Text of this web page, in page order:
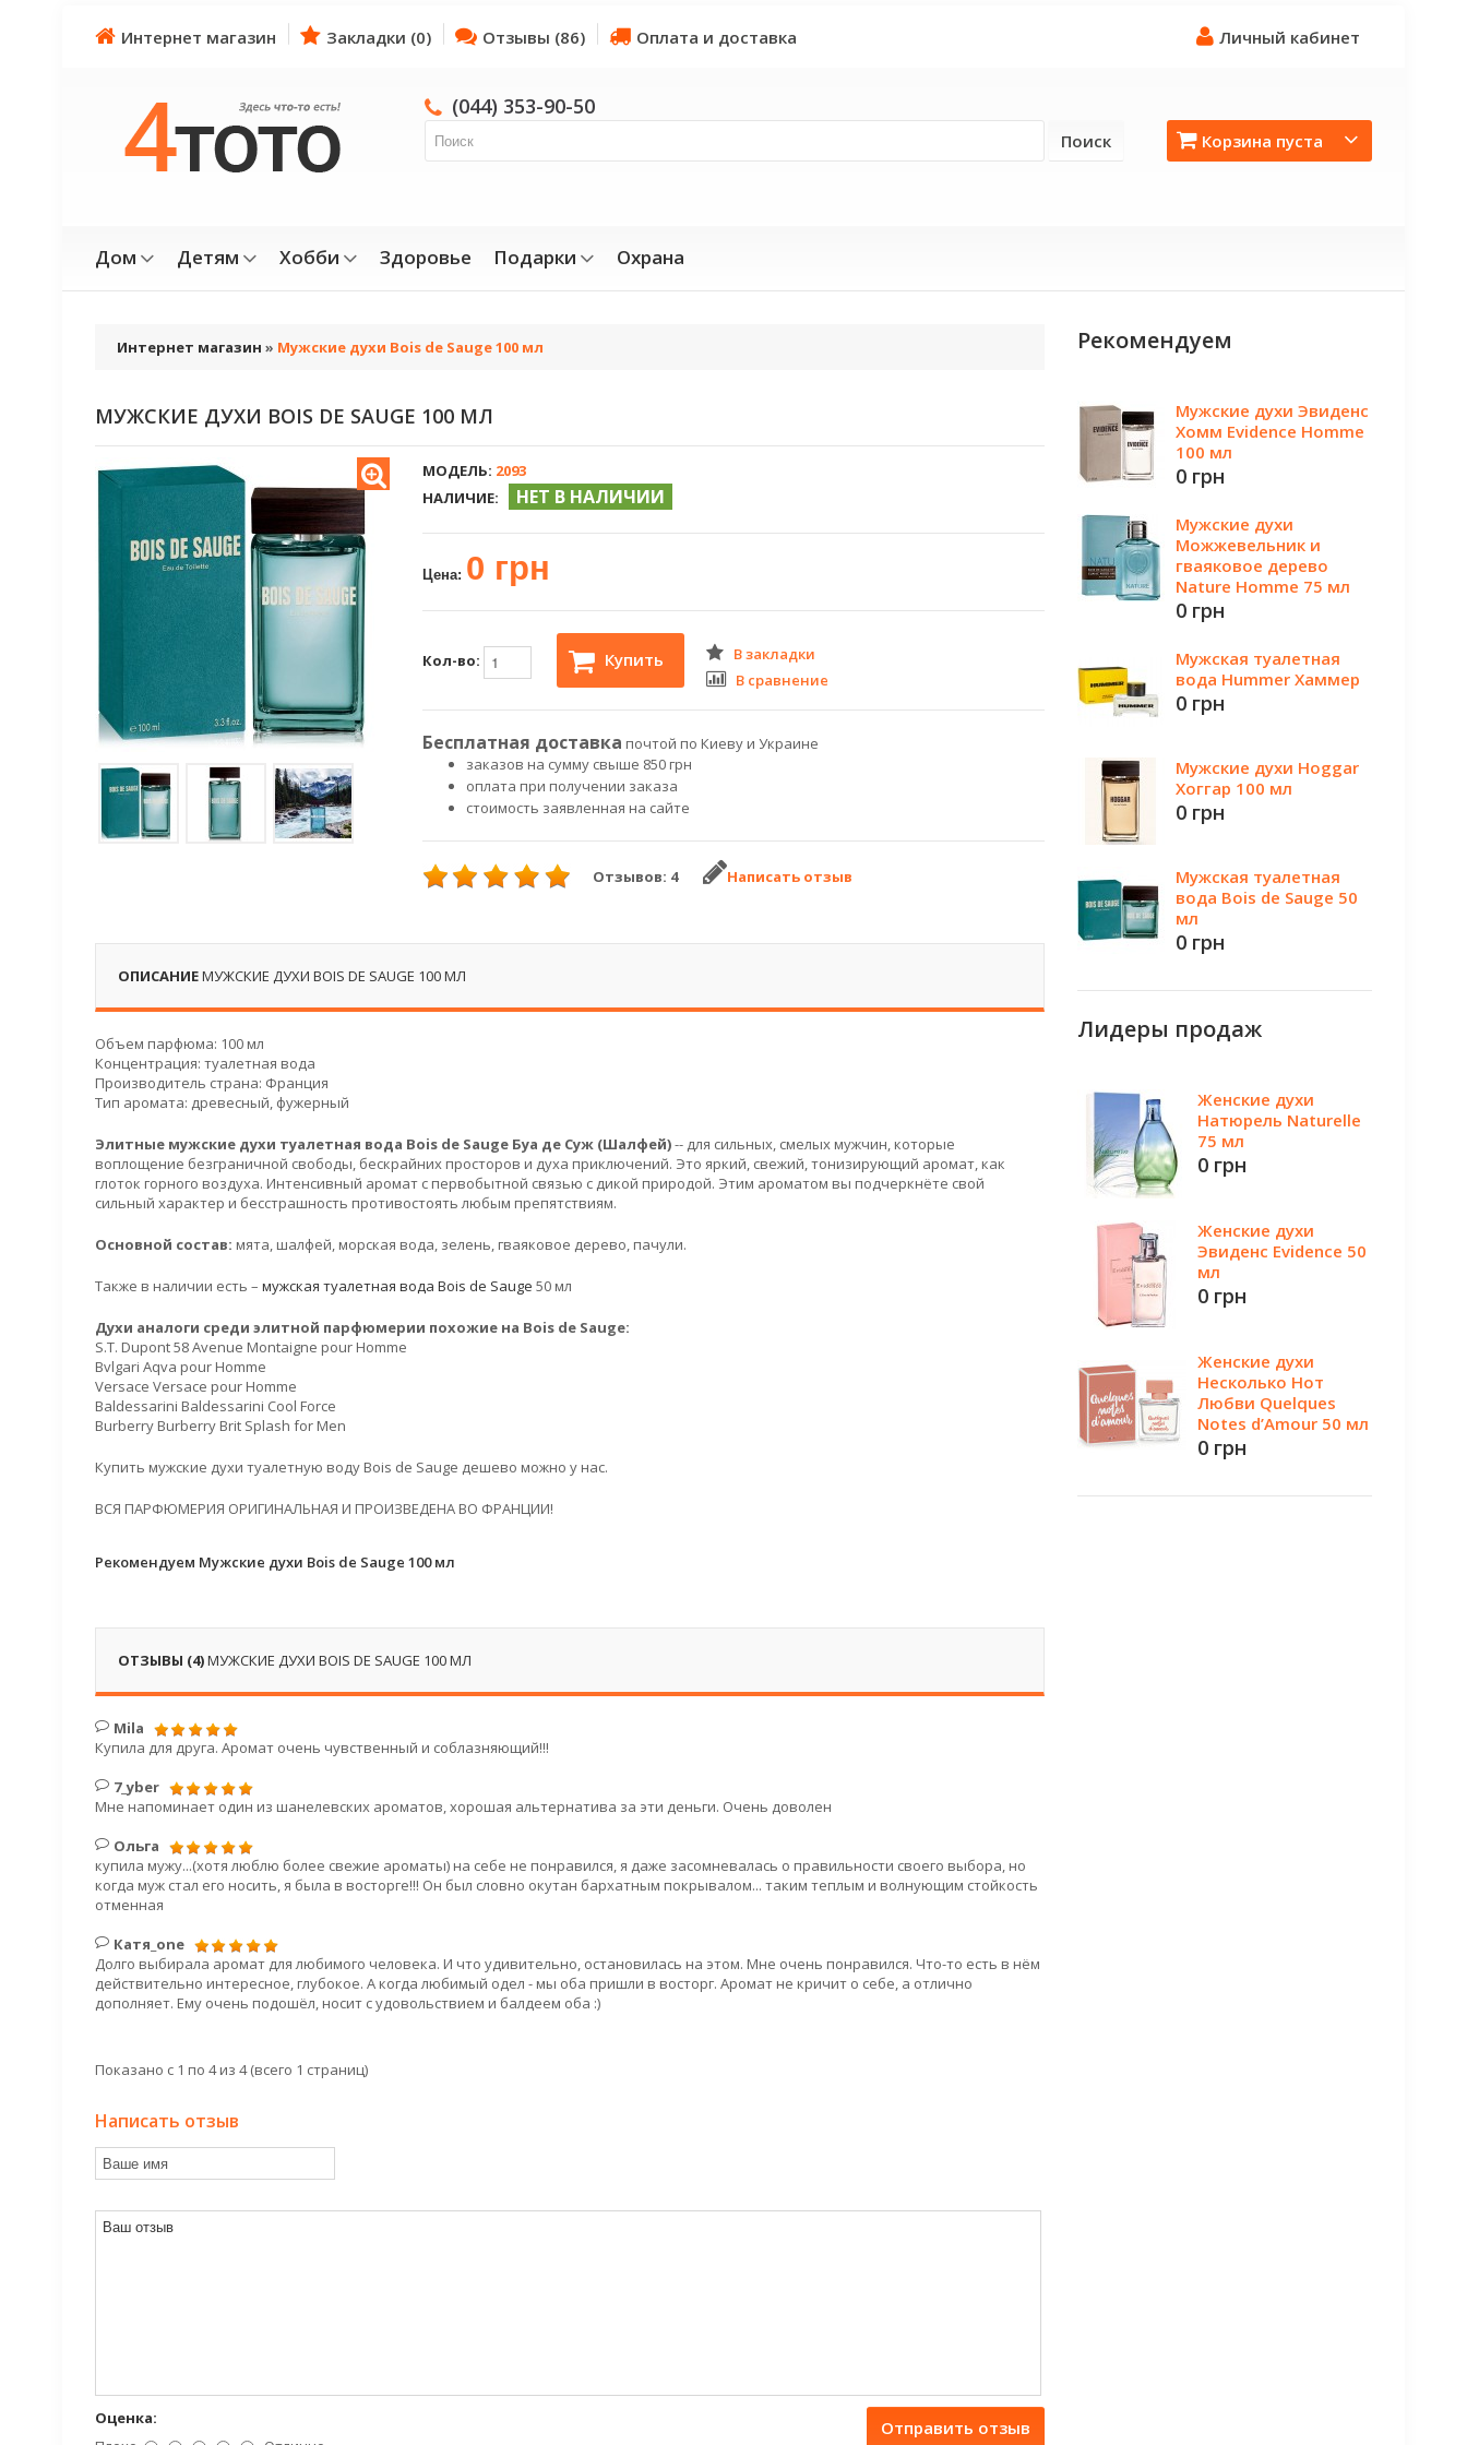
Интернет магазин Закладки (0) Отзывы (86) Оплата и доставка Личный кабинет
Корзина пуста
(044) 353-90-50
Поиск
Дом Детям Хобби Здоровье Подарки Охрана
Интернет магазин » Мужские духи Bois de Sauge 100 мл
МУЖСКИЕ ДУХИ BOIS DE SAUGE 100 МЛ
МОДЕЛЬ: 2093
НАЛИЧИЕ:
НЕТ В НАЛИЧИИ
Цена: 0 грн
Кол-во: Купить
В закладки
В сравнение
Бесплатная доставка почтой по Киеву и Украине
заказов на сумму свыше 850 грн
оплата при получении заказа
стоимость заявленная на сайте
Отзывов: 4 Написать отзыв
ОПИСАНИЕМУЖСКИЕ ДУХИ BOIS DE SAUGE 100 МЛ
Объем парфюма: 100 мл
Концентрация: туалетная вода
Производитель страна: Франция
Тип аромата: древесный, фужерный
Элитные мужские духи туалетная вода Bois de Sauge Буа де Суж (Шалфей)-- для сильных, смелых мужчин, которые
воплощение безграничной свободы, бескрайних просторов и духа приключений. Это яркий, свежий, тонизирующий аромат, как
глоток горного воздуха. Интенсивный аромат с первобытной связью с дикой природой. Этим ароматом вы подчеркнёте свой
сильный характер и бесстрашность противостоять любым препятствиям.
Основной состав: мята, шалфей, морская вода, зелень, гваяковое дерево, пачули.
Также в наличии есть – мужская туалетная вода Bois de Sauge 50 мл
Духи аналоги среди элитной парфюмерии похожие на Bois de Sauge:
S.T. Dupont 58 Avenue Montaigne pour Homme
Bvlgari Aqva pour Homme
Versace Versace pour Homme
Baldessarini Baldessarini Cool Force
Burberry Burberry Brit Splash for Men
Купить мужские духи туалетную воду Bois de Sauge дешево можно у нас.
ВСЯ ПАРФЮМЕРИЯ ОРИГИНАЛЬНАЯ И ПРОИЗВЕДЕНА ВО ФРАНЦИИ!
Рекомендуем Мужские духи Bois de Sauge 100 мл
ОТЗЫВЫ (4)МУЖСКИЕ ДУХИ BOIS DE SAUGE 100 МЛ
Mila
Купила для друга. Аромат очень чувственный и соблазняющий!!!
7_yber
Мне напоминает один из шанелевских ароматов, хорошая альтернатива за эти деньги. Очень доволен
Ольга
купила мужу...(хотя люблю более свежие ароматы) на себе не понравился, я даже засомневалась о правильности своего выбора, но
когда муж стал его носить, я была в восторге!!! Он был словно окутан бархатным покрывалом... таким теплым и волнующим стойкость
отменная
Катя_one
Долго выбирала аромат для любимого человека. И что удивительно, остановилась на этом. Мне очень понравился. Что-то есть в нём
действительно интересное, глубокое. А когда любимый одел - мы оба пришли в восторг. Аромат не кричит о себе, а отлично
дополняет. Ему очень подошёл, носит с удовольствием и балдеем оба :)
Показано с 1 по 4 из 4 (всего 1 страниц)
Написать отзыв
Отправить отзыв
Оценка:
Рекомендуем
Мужские духи Эвиденс
Хомм Evidence Homme
100 мл
0 грн
Мужские духи
Можжевельник и
гваяковое дерево
Nature Homme 75 мл
0 грн
Мужская туалетная
вода Hummer Хаммер
0 грн
Мужские духи Hoggar
Хоггар 100 мл
0 грн
Мужская туалетная
вода Bois de Sauge 50
мл
0 грн
Лидеры продаж
Женские духи
Натюрель Naturelle
75 мл
0 грн
Женские духи
Эвиденс Evidence 50
мл
0 грн
Женские духи
Несколько Нот
Любви Quelques
Notes d’Amour 50 мл
0 грн